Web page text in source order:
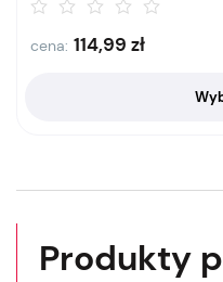
cena: 114,99 zł
Produkty